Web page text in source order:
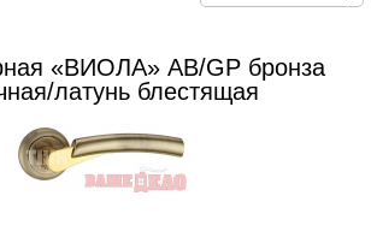
«ВИОЛА» АВ/GP бронза
латунь блестящая